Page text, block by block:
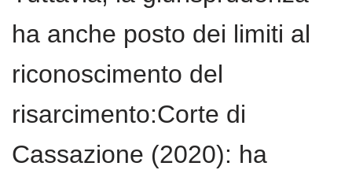
ha anche posto dei limiti al
riconoscimento del
risarcimento:Corte di
Cassazione (2020): ha